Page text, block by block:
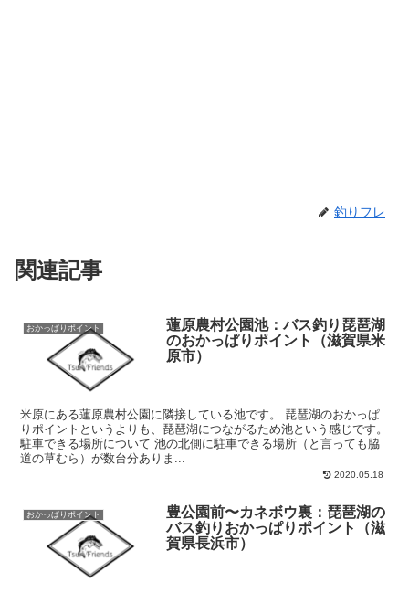
釣りフレ
関連記事
おかっぱりポイント
蓮原農村公園池：バス釣り琵琶湖
のおかっぱりポイント（滋賀県米
原市）
米原にある蓮原農村公園に隣接している池です。 琵琶湖のおかっぱ
りポイントというよりも、琵琶湖につながるため池という感じです。
駐車できる場所について 池の北側に駐車できる場所（と言っても脇
道の草むら）が数台分ありま...
2020.05.18
おかっぱりポイント
豊公園前〜カネボウ裏：琵琶湖の
バス釣りおかっぱりポイント（滋
賀県長浜市）